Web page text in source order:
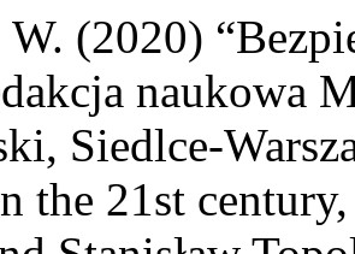
W. (2020)
naukowa
Siedlce-
the 21st